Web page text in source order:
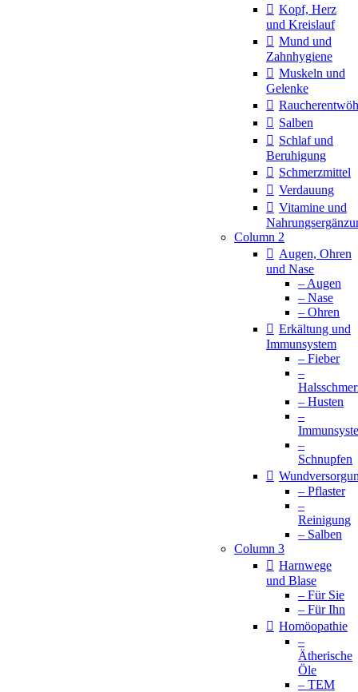
Kopf, Herz
und Kreislauf
Mund und
Zahnhygiene
Muskeln und
Gelenke
Salben
Schlaf und
Beruhigung
Schmerzmittel
Verdauung
Vitamine und
Column 2
Augen, Ohren
und Nase
– Augen
– Nase
– Ohren
Erkältung und
Immunsystem
– Fieber
–
– Husten
–
–
Schnupfen
– Pflaster
–
Reinigung
– Salben
Column 3
Harnwege
und Blase
– Für Sie
– Für Ihn
Homöopathie
–
Ätherische
Öle
– TEM